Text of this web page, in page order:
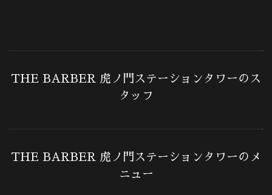
THE BARBER 虎ノ門ステーションタワーのス
タッフ
THE BARBER 虎ノ門ステーションタワーのメ
ニュー